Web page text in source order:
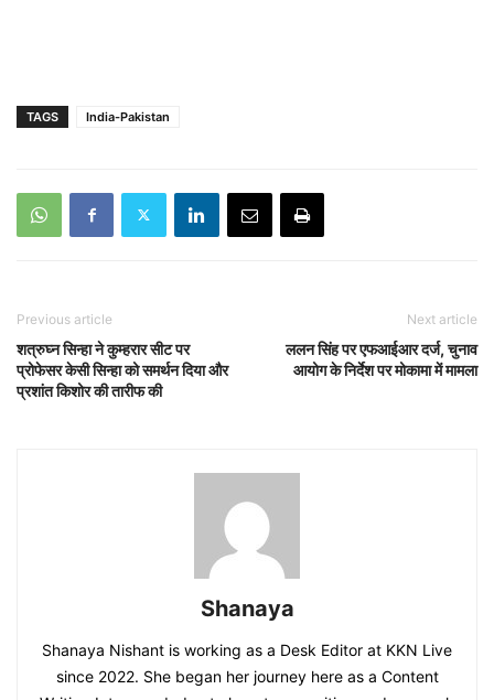
TAGS India-Pakistan
Previous article
शत्रुघ्न सिन्हा ने कुम्हरार सीट पर
प्रोफेसर केसी सिन्हा को समर्थन दिया और
प्रशांत किशोर की तारीफ की
Next article
ललन सिंह पर एफआईआर दर्ज, चुनाव
आयोग के निर्देश पर मोकामा में मामला
Shanaya
Shanaya Nishant is working as a Desk Editor at KKN Live
since 2022. She began her journey here as a Content